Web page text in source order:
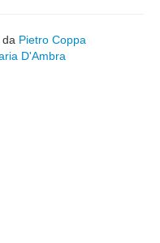
Pietro Coppa
D'Ambra